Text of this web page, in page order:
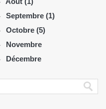
Septembre (1)
Octobre (5)
Novembre
Décembre